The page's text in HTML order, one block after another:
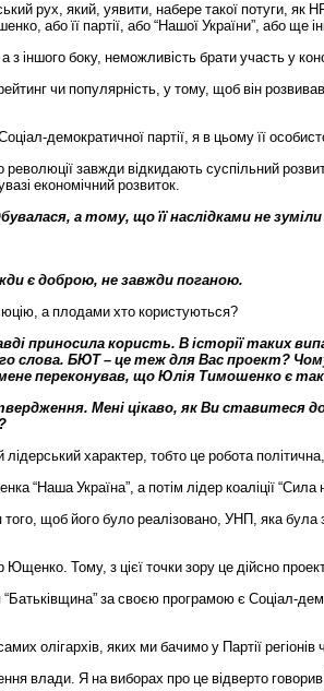
рух, який, уявити, набере такої потуги, як
, або її партії, або “Нашої України”, або ще
а з іншого боку, неможливість брати участь у
чи популярність, у тому, щоб він розвивав
-демократичної партії, я в цьому її
революції завжди відкидають суспільний
економічний розвиток.
, а тому, що її наслідками не зуміли
є доброю, не завжди поганою.
, а плодами хто користуються?
приносила користь. В історії таких
слова. БЮТ – це теж для Вас проект?
переконував, що Юлія Тимошенко є
. Мені цікаво, як Ви ставитеся
?
лідерський характер, тобто це робота політична,
“Наша Україна”, а потім лідер коаліції “Сила
того, щоб його було реалізовано, УНП , яка була
Ющенко. Тому, з цієї точки зору це дійсно проект
“Батьківщина” за своєю програмою є Соціал-
олігархів, яких ми бачимо у Партії регіонів
влади. Я на виборах про це відверто говорив